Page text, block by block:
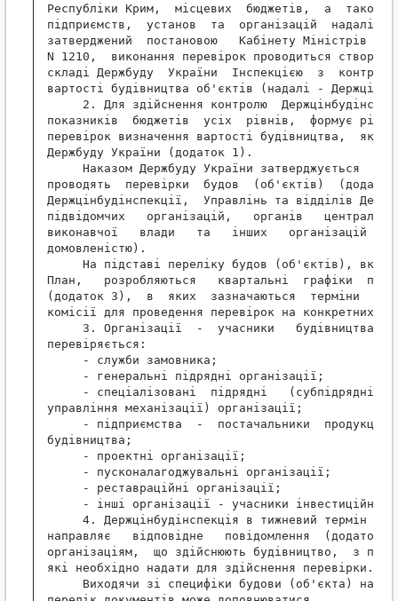
Республіки Крим,  місцевих  бюджетів,  а  також
підприємств,  установ  та  організацій  надалі -
затверджений  постановою   Кабінету Міністрів
N 1210,  виконання перевірок проводиться
складі Держбуду  України  Інспекцією  з
вартості будівництва об'єктів (надалі -
2. Для здійснення контролю
показників  бюджетів  усіх  рівнів,  формує
перевірок визначення вартості будівництва,  який
Держбуду України (додаток 1).
Наказом Держбуду України затверджується
проводять  перевірки  будов  (об'єктів)
Держцінбудінспекції,  Управлінь та відділів
підвідомчих   організацій,   органів
виконавчої   влади   та   інших   організацій
домовленістю).
На підставі переліку будов (об'єктів),
План,   розробляються   квартальні  графіки
(додаток 3),  в  яких  зазначаються  терміни
комісії для проведення перевірок на конкретних
3. Організації  -  учасники   будівництва,
перевіряється:
     - служби замовника;
     - генеральні підрядні організації;
- спеціалізовані  підрядні   (субпідрядні,
управління механізації) організації;
- підприємства  -  постачальники  продукції
будівництва;
     - проектні організації;
     - пусконалагоджувальні організації;
     - реставраційні організації;
- інші організації - учасники
4. Держцінбудінспекція в тижневий термін до
направляє   відповідне   повідомлення  (додаток
організаціям,  що здійснюють будівництво,  з
які необхідно надати для здійснення перевірки.
Виходячи зі специфіки будови (об'єкта)